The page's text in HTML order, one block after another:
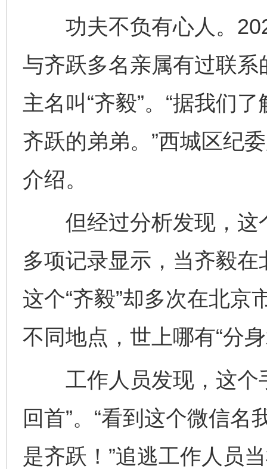
功夫不负有心人。
与齐跃多名亲属有过联
主名叫“齐毅”。“据我们
齐跃的弟弟。”西城区纪
介绍。
但经过分析发现，这
多项记录显示，当齐毅
这个“齐毅”却多次在北京
不同地点，世上哪有“分
工作人员发现，这个
回首”。“看到这个微信名
是齐跃！”追逃工作人员